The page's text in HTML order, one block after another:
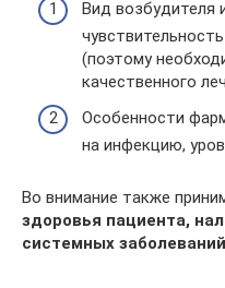
Вид возбудителя
(поэтому
качественного
Особенности
на инфекцию,
Во внимание также
здоровья пациента,
системных заболеваний